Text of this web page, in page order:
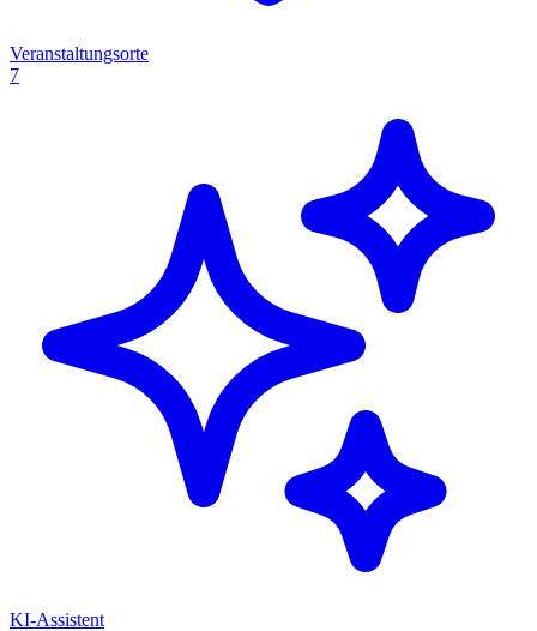
Veranstaltungsorte
7
KI-Assistent